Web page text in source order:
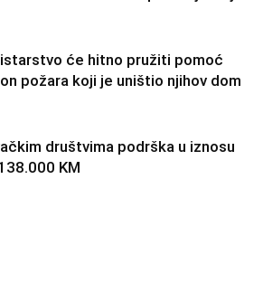
će hitno pružiti pomoć
požara koji je uništio njihov dom
društvima podrška u iznosu
KM